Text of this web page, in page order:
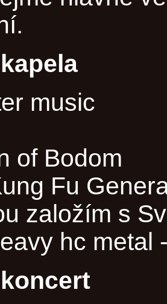
music
of Bodom
Fu
založím s
hc metal